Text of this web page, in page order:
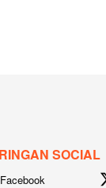
SOCIAL
Facebook